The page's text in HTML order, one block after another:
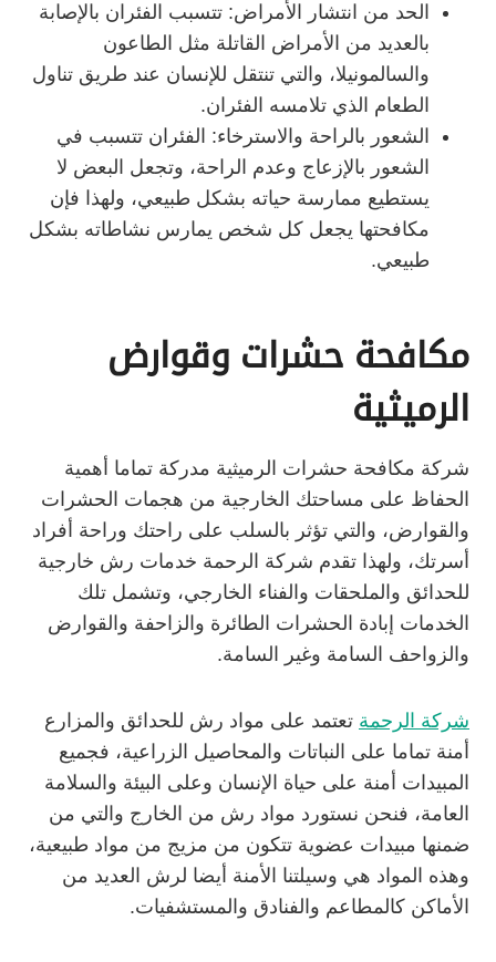
الحد من انتشار الأمراض: تتسبب الفئران بالإصابة
بالعديد من الأمراض القاتلة مثل الطاعون
والسالمونيلا، والتي تنتقل للإنسان عند طريق تناول
الطعام الذي تلامسه الفئران.
الشعور بالراحة والاسترخاء: الفئران تتسبب في
الشعور بالإزعاج وعدم الراحة، وتجعل البعض لا
يستطيع ممارسة حياته بشكل طبيعي، ولهذا فإن
مكافحتها يجعل كل شخص يمارس نشاطاته بشكل
طبيعي.
مكافحة حشرات وقوارض
الرميثية
شركة مكافحة حشرات الرميثية مدركة تماما أهمية
الحفاظ على مساحتك الخارجية من هجمات الحشرات
والقوارض، والتي تؤثر بالسلب على راحتك وراحة أفراد
أسرتك، ولهذا تقدم شركة الرحمة خدمات رش خارجية
للحدائق والملحقات والفناء الخارجي، وتشمل تلك
الخدمات إبادة الحشرات الطائرة والزاحفة والقوارض
والزواحف السامة وغير السامة.
شركة الرحمة تعتمد على مواد رش للحدائق والمزارع
أمنة تماما على النباتات والمحاصيل الزراعية، فجميع
المبيدات أمنة على حياة الإنسان وعلى البيئة والسلامة
العامة، فنحن نستورد مواد رش من الخارج والتي من
ضمنها مبيدات عضوية تتكون من مزيج من مواد طبيعية،
وهذه المواد هي وسيلتنا الأمنة أيضا لرش العديد من
الأماكن كالمطاعم والفنادق والمستشفيات.